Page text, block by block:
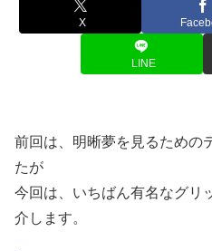
X
LINE
前回は、明晰夢を見るための
たが
今回は、いちばん有名なグリ
介します。